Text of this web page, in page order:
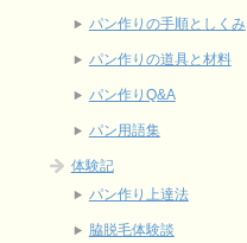
パン作りの手順としくみ
パン作りの道具と材料
パン作りQ&A
パン用語集
体験記
パン作り上達法
脇脱毛体験談